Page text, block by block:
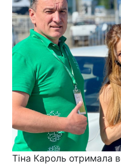
Тіна Кароль отримала